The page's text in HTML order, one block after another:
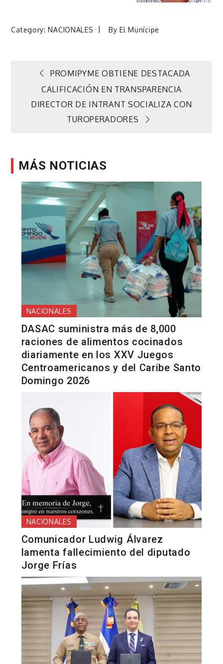
Category:NACIONALES ByEl Munícipe
Navegación
de
PROMIPYME OBTIENE DESTACADA
CALIFICACIÓN EN TRANSPARENCIA
DIRECTOR DE INTRANT SOCIALIZA CON
TUROPERADORES
MÁS NOTICIAS
NACIONALES
DASAC suministra más de 8,000
raciones de alimentos cocinados
diariamente en los XXV Juegos
Centroamericanos y del Caribe Santo
Domingo 2026
NACIONALES
Comunicador Ludwig Álvarez
lamenta fallecimiento del diputado
Jorge Frías